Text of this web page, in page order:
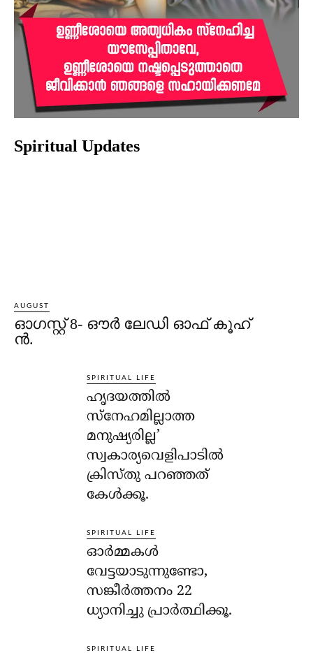
Spiritual Updates
AUGUST
ഓഗസ്റ്റ് 8- ഔര്‍ ലേഡി ഓഫ് കൂഹ്
ന്‍.
SPIRITUAL LIFE
ഹൃദയത്തില്‍
സ്‌നേഹമില്ലാത്ത
മനുഷ്യരില്ല’
സ്വകാര്യവെളിപാടില്‍
ക്രിസ്തു പറഞ്ഞത്
കേള്‍ക്കൂ.
SPIRITUAL LIFE
ഓര്‍മ്മകള്‍
വേട്ടയാടുന്നുണ്ടോ,
സങ്കീര്‍ത്തനം 22
ധ്യാനിച്ചു പ്രാര്‍ത്ഥിക്കൂ.
SPIRITUAL LIFE